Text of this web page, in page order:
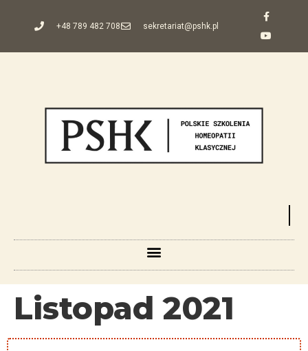
+48 789 482 708 sekretariat@pshk.pl
Listopad 2021